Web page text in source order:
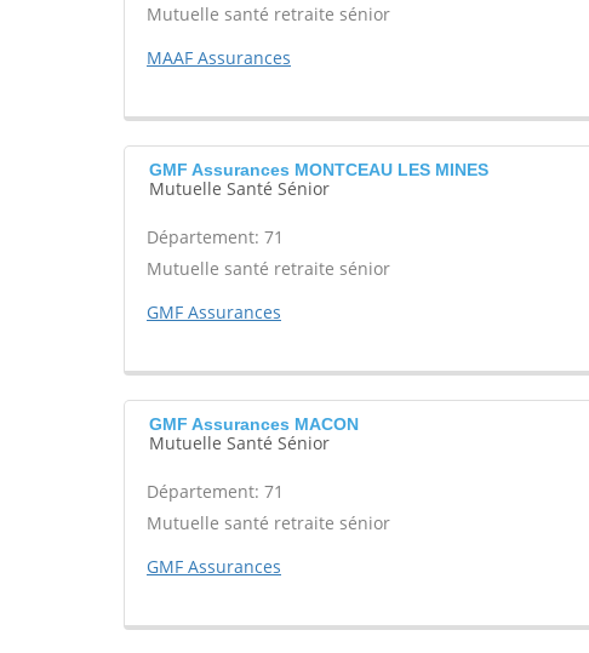
Mutuelle santé retraite sénior
MAAF Assurances
GMF Assurances MONTCEAU LES MINES
Mutuelle Santé Sénior
Département: 71
Mutuelle santé retraite sénior
GMF Assurances
GMF Assurances MACON
Mutuelle Santé Sénior
Département: 71
Mutuelle santé retraite sénior
GMF Assurances